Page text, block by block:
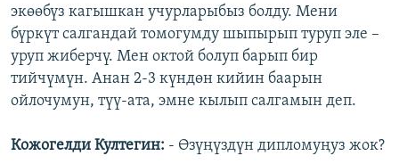
экөөбүз кагышкан учурларыбыз болду. Мени
бүркүт салгандай томогумду шыпырып туруп эле –
уруп жиберчү. Мен октой болуп барып бир
тийчүмүн. Анан 2-3 күндөн кийин баарын
ойлочумун, түү-ата, эмне кылып салгамын деп.
Кожогелди Култегин: - Өзүңүздүн дипломуңуз жок?